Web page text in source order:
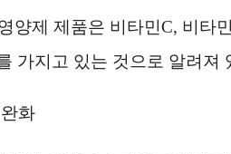
양제 제품은 비타민C, 비타
가지고 있는 것으로 알려져
화